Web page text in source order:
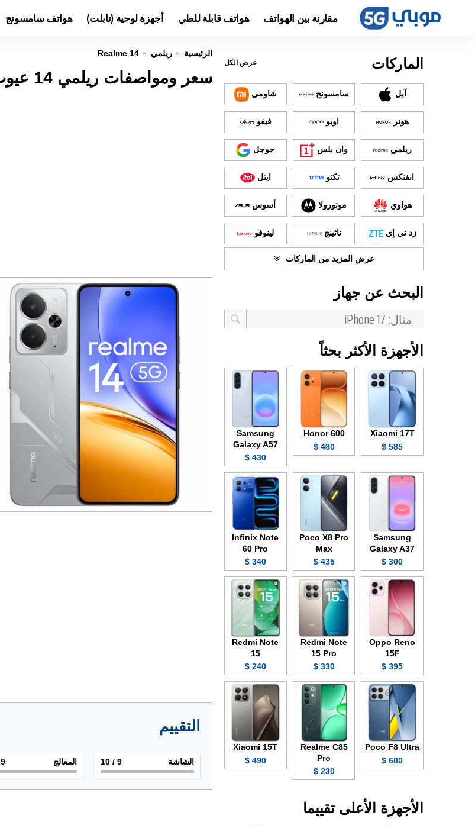
مقارنة بين الهواتف هواتف قابلة للطي أجهزة لوحية (تابلت) هواتف سامسونج
الرئيسية ريلمي Realme 14
سعر ومواصفات ريلمي 14 عيوب ومميزات Realme 14
التقييم
الشاشة 9
/ 10 المعالج 9
الماركات عرض الكل
آبل سامسونج شاومي
هونر اوبو فيفو
ريلمي وان بلس جوجل
انفنكس تكنو ايتل
هواوي موتورولا أسوس
زد تي إي ناثينج لينوفو
عرض المزيد من الماركات
البحث عن جهاز
الأجهزة الأكثر بحثاً
Xiaomi 17T
585 $
Honor 600
480 $
Samsung
Galaxy A57
430 $
Samsung
Galaxy A37
300 $
Poco X8 Pro
Max
435 $
Infinix Note
60 Pro
340 $
Oppo Reno
15F
395 $
Redmi Note
15 Pro
330 $
Redmi Note
15
240 $
Poco F8 Ultra
680 $
Realme C85
Pro
230 $
Xiaomi 15T
490 $
الأجهزة الأعلى تقييما